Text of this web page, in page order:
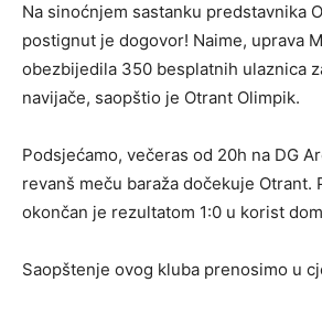
Na sinoćnjem sastanku predstavnika
postignut je dogovor! Naime, uprava
obezbijedila 350 besplatnih ulaznica
navijače, saopštio je Otrant Olimpik.
Podsjećamo, večeras od 20h na DG
revanš meču baraža dočekuje Otrant.
okončan je rezultatom 1:0 u korist
Saopštenje ovog kluba prenosimo u